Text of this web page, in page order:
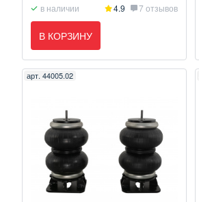
в наличии 4.9 7 отзывов
В КОРЗИНУ
арт. 44005.02